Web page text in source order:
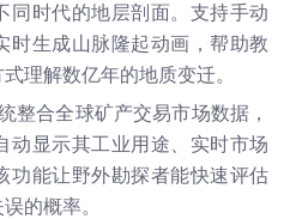
同时代的地层剖面。支持手动
时生成山脉隆起动画，帮助教
理解数亿年的地质变迁。
整合全球矿产交易市场数据，
动显示其工业用途、实时市场
功能让野外勘探者能快速评估
的概率。